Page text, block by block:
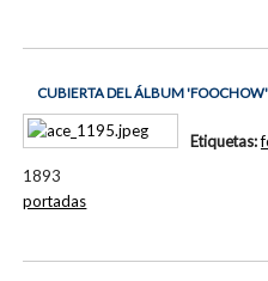
CUBIERTA DEL ÁLBUM 'FOOCHOW'
1893
Etiquetas:
portadas